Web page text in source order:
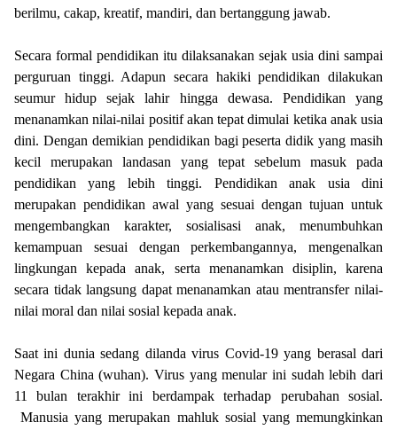
berilmu, cakap, kreatif, mandiri, dan bertanggung jawab.
Secara formal pendidikan itu dilaksanakan sejak usia dini sampai
perguruan tinggi. Adapun secara hakiki pendidikan dilakukan
seumur hidup sejak lahir hingga dewasa. Pendidikan yang
menanamkan nilai-nilai positif akan tepat dimulai ketika anak usia
dini. Dengan demikian pendidikan bagi peserta didik yang masih
kecil merupakan landasan yang tepat sebelum masuk pada
pendidikan yang lebih tinggi. Pendidikan anak usia dini
merupakan pendidikan awal yang sesuai dengan tujuan untuk
mengembangkan karakter, sosialisasi anak, menumbuhkan
kemampuan sesuai dengan perkembangannya, mengenalkan
lingkungan kepada anak, serta menanamkan disiplin, karena
secara tidak langsung dapat menanamkan atau mentransfer nilai-
nilai moral dan nilai sosial kepada anak.
Saat ini dunia sedang dilanda virus Covid-19 yang berasal dari
Negara China (wuhan). Virus yang menular ini sudah lebih dari
11 bulan terakhir ini berdampak terhadap perubahan sosial.
Manusia yang merupakan mahluk sosial yang memungkinkan